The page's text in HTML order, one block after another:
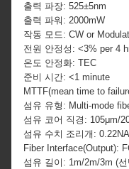
출력 파장: 525±5nm
출력 파워: 2000mW
작동 모드: CW or
전원 안정성: <3% per 4
온도 안정화: TEC
준비 시간: <1 minute
MTTF(mean time to
섬유 유형: Multi-mode
섬유 코어 직경: 105μm/
섬유 수치 조리개:
Fiber Interface(Output):
섬유 길이: 1m/2m/3m (